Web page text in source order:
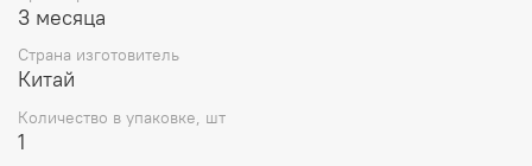
3 месяца
Страна изготовитель
Китай
Количество в упаковке, шт
1